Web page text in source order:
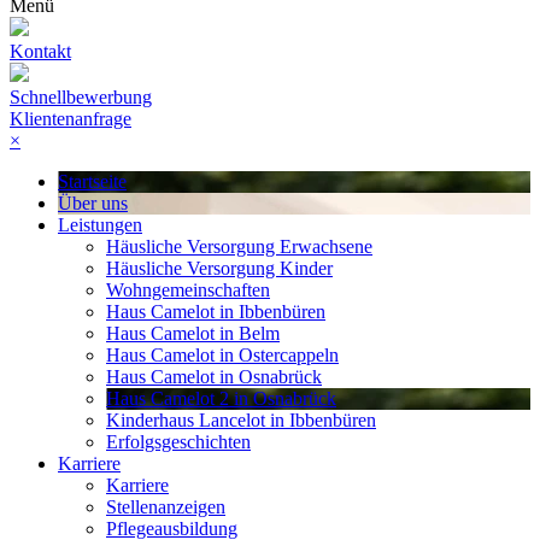
Menü
Kontakt
Schnellbewerbung
Klientenanfrage
×
Startseite
Über uns
Leistungen
Häusliche Versorgung Erwachsene
Häusliche Versorgung Kinder
Wohngemeinschaften
Haus Camelot in Ibbenbüren
Haus Camelot in Belm
Haus Camelot in Ostercappeln
Haus Camelot in Osnabrück
Haus Camelot 2 in Osnabrück
Kinderhaus Lancelot in Ibbenbüren
Erfolgsgeschichten
Karriere
Karriere
Stellenanzeigen
Pflegeausbildung